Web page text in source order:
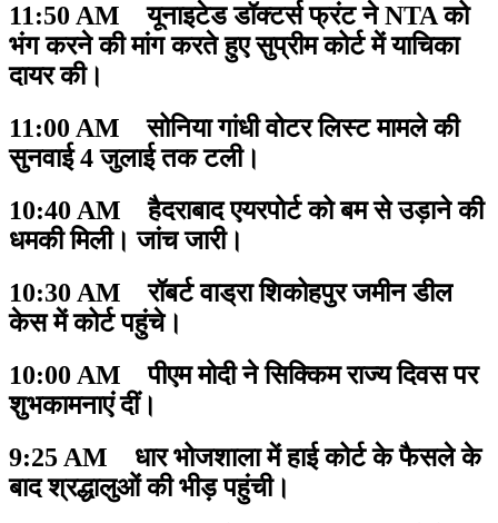
11:50 AM यूनाइटेड डॉक्टर्स फ्रंट ने NTA को
भंग करने की मांग करते हुए सुप्रीम कोर्ट में याचिका
दायर की।
11:00 AM सोनिया गांधी वोटर लिस्ट मामले की
सुनवाई 4 जुलाई तक टली।
10:40 AM हैदराबाद एयरपोर्ट को बम से उड़ाने की
धमकी मिली। जांच जारी।
10:30 AM रॉबर्ट वाड्रा शिकोहपुर जमीन डील
केस में कोर्ट पहुंचे।
10:00 AM पीएम मोदी ने सिक्किम राज्य दिवस पर
शुभकामनाएं दीं।
9:25 AM धार भोजशाला में हाई कोर्ट के फैसले के
बाद श्रद्धालुओं की भीड़ पहुंची।